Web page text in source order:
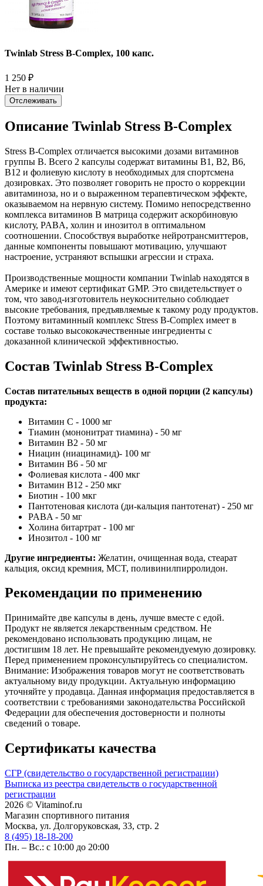
Twinlab Stress B-Complex, 100 капс.
1 250 ₽
Нет в наличии
Отслеживать
Описание Twinlab Stress B-Complex
Stress B-Complex отличается высокими дозами витаминов
группы В. Всего 2 капсулы содержат витамины В1, В2, В6,
В12 и фолиевую кислоту в необходимых для спортсмена
дозировках. Это позволяет говорить не просто о коррекции
авитаминоза, но и о выраженном терапевтическом эффекте,
оказываемом на нервную систему. Помимо непосредственно
комплекса витаминов В матрица содержит аскорбиновую
кислоту, PABA, холин и инозитол в оптимальном
соотношении. Способствуя выработке нейротрансмиттеров,
данные компоненты повышают мотивацию, улучшают
настроение, устраняют вспышки агрессии и страха.
Производственные мощности компании Twinlab находятся в
Америке и имеют сертификат GMP. Это свидетельствует о
том, что завод-изготовитель неукоснительно соблюдает
высокие требования, предъявляемые к такому роду продуктов.
Поэтому витаминный комплекс Stress B-Complex имеет в
составе только высококачественные ингредиенты с
доказанной клинической эффективностью.
Состав Twinlab Stress B-Complex
Состав питательных веществ в одной порции (2 капсулы)
продукта:
Витамин С - 1000 мг
Тиамин (мононитрат тиамина) - 50 мг
Витамин В2 - 50 мг
Ниацин (ниацинамид)- 100 мг
Витамин В6 - 50 мг
Фолиевая кислота - 400 мкг
Витамин В12 - 250 мкг
Биотин - 100 мкг
Пантотеновая кислота (ди-кальция пантотенат) - 250 мг
PABA - 50 мг
Холина битартрат - 100 мг
Инозитол - 100 мг
Другие ингредиенты: Желатин, очищенная вода, стеарат
кальция, оксид кремния, MCT, поливинилпирролидон.
Рекомендации по применению
Принимайте две капсулы в день, лучше вместе с едой.
Продукт не является лекарственным средством. Не
рекомендовано использовать продукцию лицам, не
достигшим 18 лет. Не превышайте рекомендуемую дозировку.
Перед применением проконсультируйтесь со специалистом.
Внимание: Изображения товаров могут не соответствовать
актуальному виду продукции. Актуальную информацию
уточняйте у продавца. Данная информация предоставляется в
соответствии с требованиями законодательства Российской
Федерации для обеспечения достоверности и полноты
сведений о товаре.
Сертификаты качества
СГР (свидетельство о государственной регистрации)
Выписка из реестра свидетельств о государственной
регистрации
2026 © Vitaminof.ru
Магазин спортивного питания
Москва, ул. Долгоруковская, 33, стр. 2
8 (495) 18-18-200
Пн. – Вс.: с 10:00 до 20:00